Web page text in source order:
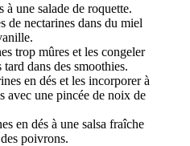
à une salade de roquette.
de nectarines dans du miel
trop mûres et les congeler
dans des smoothies.
en dés et les incorporer à
avec une pincée de noix de
en dés à une salsa fraîche
poivrons.